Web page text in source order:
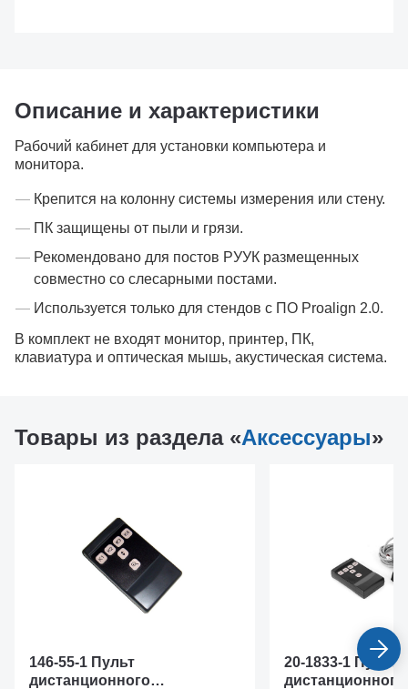
Описание и характеристики
Рабочий кабинет для установки компьютера и
монитора.
Крепится на колонну системы измерения или стену.
ПК защищены от пыли и грязи.
Рекомендовано для постов РУУК размещенных
совместно со слесарными постами.
Используется только для стендов с ПО Proalign 2.0.
В комплект не входят монитор, принтер, ПК,
клавиатура и оптическая мышь, акустическая система.
Товары из раздела «Аксессуары»
146-55-1 Пульт
дистанционного
20-1833-1 Пульт
дистанционного